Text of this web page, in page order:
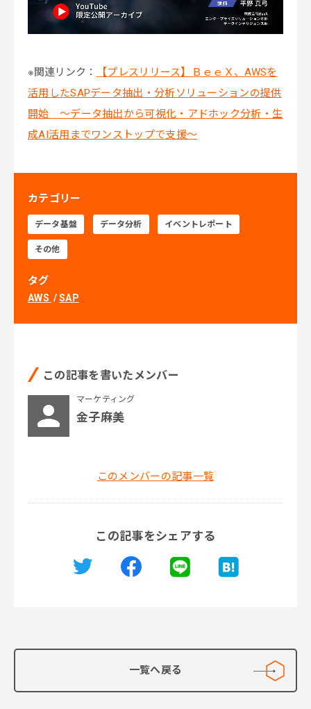
※関連リンク：
【プレスリリース】ＢｅｅＸ、AWSを
活用したSAPデータ抽出・分析ソリューションの提供
開始 〜データ抽出から可視化・アドホック分析・生
成AI活用までワンストップで支援〜
カテゴリー
データ基盤 データ分析 イベントレポート
その他
タグ
AWS SAP
この記事を書いたメンバー
マーケティング
金子麻美
このメンバーの記事一覧
この記事をシェアする
一覧へ戻る